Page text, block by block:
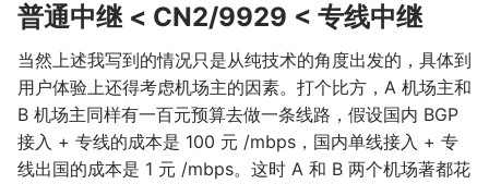
普通中继 < CN2/9929 < 专线中继
当然上述我写到的情况只是从纯技术的角度出发的，具体到
用户体验上还得考虑机场主的因素。打个比方，A 机场主和
B 机场主同样有一百元预算去做一条线路，假设国内 BGP
接入 + 专线的成本是 100 元 /mbps，国内单线接入 + 专
线出国的成本是 1 元 /mbps。这时 A 和 B 两个机场著都花